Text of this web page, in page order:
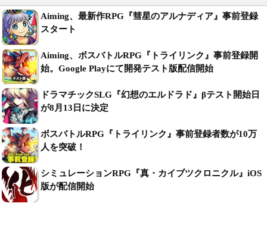
Aiming、最新作RPG『彗星のアルナディア』事前登録
スタート
Aiming、ボスバトルRPG『トライリンク』事前登録開
始。Google Playにて開発テスト版配信開始
ドラマチックSLG『幻想のエルドラド』βテスト開始日
が8月13日に決定
ボスバトルRPG『トライリンク』事前登録者数が10万
人を突破！
シミュレーションRPG『真・カイブツクロニクル』iOS
版が配信開始